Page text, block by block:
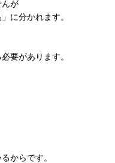
んが
に分かれます。
要があります。
からです。